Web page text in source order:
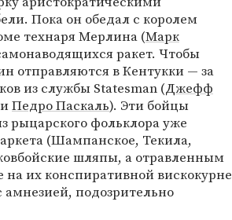
Пока он обедал с королем
технаря Мерлина (Марк
ракет. Чтобы
отправляются в Кентукки — за
из службы Statesman (Джефф
Педро Паскаль). Эти бойцы
фольклора уже
(Шампанское, Текила,
шляпы, а отравленным
их конспиративной вискокурне
подозрительно